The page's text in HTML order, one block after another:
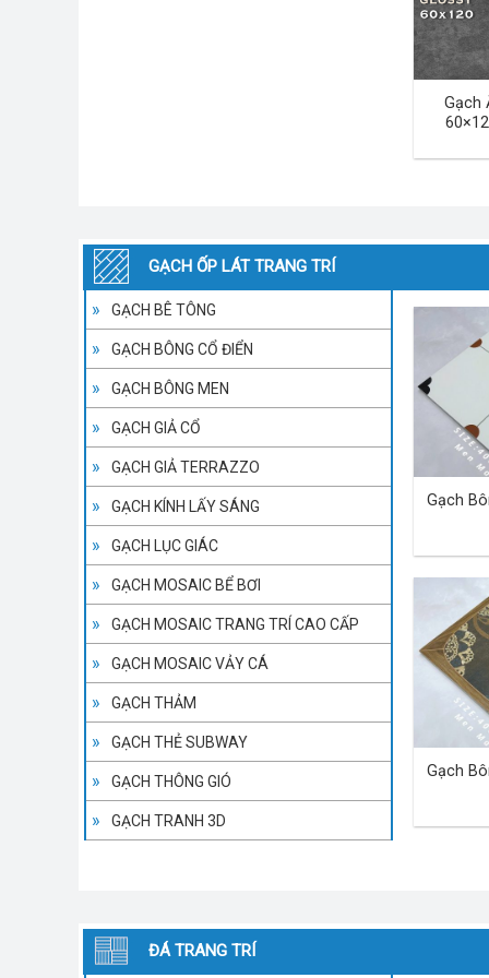
Gạch
GẠCH ỐP LÁT TRANG TRÍ
GẠCH BÊ TÔNG
GẠCH BÔNG CỔ ĐIỂN
GẠCH BÔNG MEN
GẠCH GIẢ CỔ
GẠCH GIẢ TERRAZZO
GẠCH KÍNH LẤY SÁNG
GẠCH LỤC GIÁC
GẠCH MOSAIC BỂ BƠI
GẠCH MOSAIC TRANG TRÍ CAO CẤP
GẠCH MOSAIC VẢY CÁ
GẠCH THẢM
GẠCH THẺ SUBWAY
GẠCH THÔNG GIÓ
GẠCH TRANH 3D
Gạch
Gạch
ĐÁ TRANG TRÍ